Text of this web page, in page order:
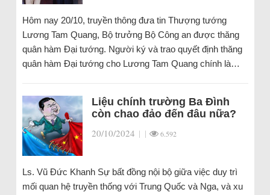
Hôm nay 20/10, truyền thông đưa tin Thượng tướng
Lương Tam Quang, Bộ trưởng Bộ Công an được thăng
quân hàm Đại tướng. Người ký và trao quyết định thăng
quân hàm Đại tướng cho Lương Tam Quang chính là…
Liệu chính trường Ba Đình
còn chao đảo đến đâu nữa?
20/10/2024 | | 6.592
Ls. Vũ Đức Khanh Sự bất đồng nội bộ giữa việc duy trì
mối quan hệ truyền thống với Trung Quốc và Nga, và xu